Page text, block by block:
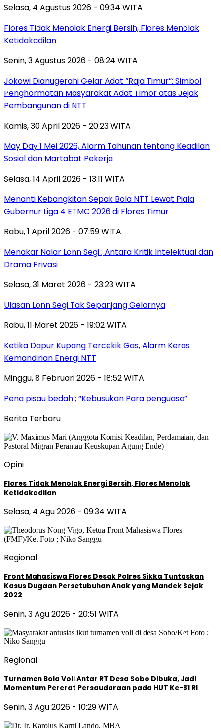
Selasa, 4 Agustus 2026 - 09:34 WITA
Flores Tidak Menolak Energi Bersih, Flores Menolak
Ketidakadilan
Senin, 3 Agustus 2026 - 08:24 WITA
Jokowi Dianugerahi Gelar Adat “Raja Timur”: Simbol
Penghormatan Masyarakat Adat Timor atas Jejak
Pembangunan di NTT
Kamis, 30 April 2026 - 20:23 WITA
May Day 1 Mei 2026, Alarm Tahunan tentang Keadilan
Sosial dan Martabat Pekerja
Selasa, 14 April 2026 - 13:11 WITA
Menanti Kebangkitan Sepak Bola NTT Lewat Piala
Gubernur Liga 4 ETMC 2026 di Flores Timur
Rabu, 1 April 2026 - 07:59 WITA
Menakar Nalar Lonn Segi ; Antara Kritik Intelektual dan
Drama Privasi
Selasa, 31 Maret 2026 - 23:23 WITA
Ulasan Lonn Segi Tak Sepanjang Gelarnya
Rabu, 11 Maret 2026 - 19:02 WITA
Ketika Dapur Kupang Tercekik Gas, Alarm Keras
Kemandirian Energi NTT
Minggu, 8 Februari 2026 - 18:52 WITA
Pena pisau bedah ; “Kebusukan Para penguasa”
Berita Terbaru
Opini
Flores Tidak Menolak Energi Bersih, Flores Menolak
Ketidakadilan
Selasa, 4 Agu 2026 - 09:34 WITA
Regional
Front Mahasiswa Flores Desak Polres Sikka Tuntaskan
Kasus Dugaan Persetubuhan Anak yang Mandek Sejak
2022
Senin, 3 Agu 2026 - 20:51 WITA
Regional
Turnamen Bola Voli Antar RT Desa Sobo Dibuka, Jadi
Momentum Pererat Persaudaraan pada HUT Ke-81 RI
Senin, 3 Agu 2026 - 10:29 WITA